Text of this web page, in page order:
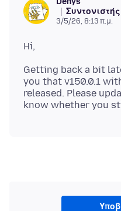
Συντονιστής
3/5/26, 8:13 π.μ.
Getting back a bit
you that v150.0.1
released. Please